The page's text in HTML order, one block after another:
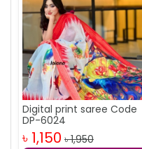
Digital print saree Code
DP-6024
৳ 1,150 ৳ 1,950